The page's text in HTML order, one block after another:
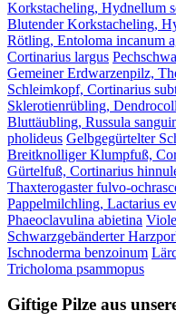
Korkstacheling, Hydnellum
Blutender Korkstacheling,
Rötling, Entoloma incanum
Cortinarius largus
Gemeiner Erdwarzenpilz,
Schleimkopf, Cortinarius
Sklerotienrübling,
Bluttäubling, Russula
pholideus Gelbgegürtelter
Breitknolliger Klumpfuß,
Gürtelfuß, Cortinarius
Thaxterogaster fulvo-
Pappelmilchling, Lactarius
Phaeoclavulina abietina
Schwarzgebänderter
Ischnoderma benzoinum
Tricholoma psammopus
Giftige Pilze aus